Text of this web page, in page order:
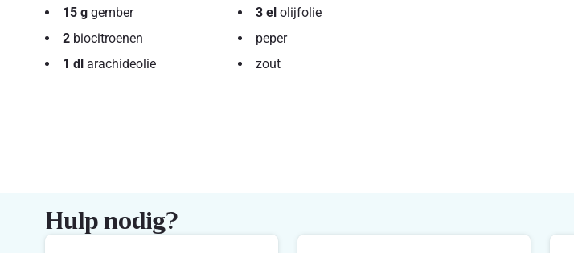
15 g gember
2 biocitroenen
1 dl arachideolie
3 el olijfolie
peper
zout
Hulp nodig?